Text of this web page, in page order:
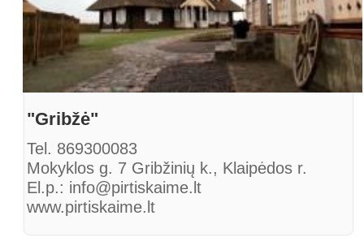
"Gribžė"
Tel. 869300083
Mokyklos g. 7 Gribžinių k., Klaipėdos r.
El.p.: info@pirtiskaime.lt
www.pirtiskaime.lt